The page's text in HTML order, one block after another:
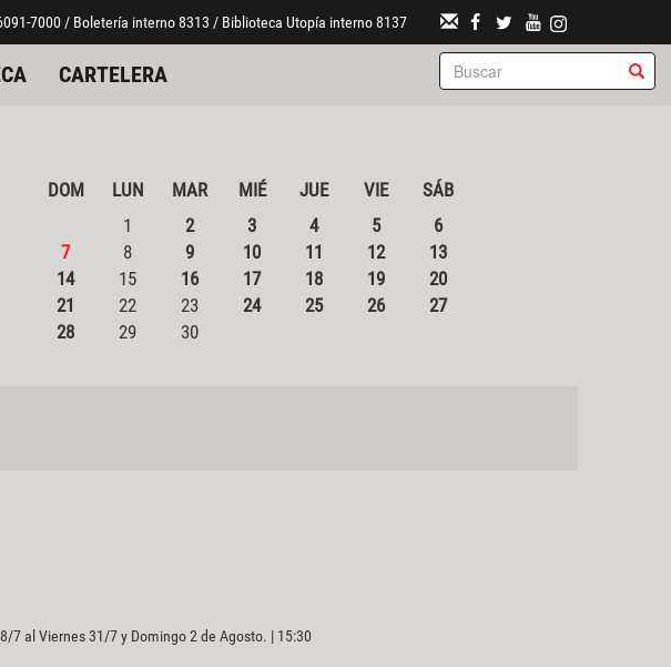
7000 / Boletería interno 8313 / Biblioteca Utopía interno 8137
CARTELERA
DOM LUN MAR MIÉ JUE VIE
SÁB
1
2 3 4 5
6
7
8 9 10 11 12
13
14
15 16 17 18 19
20
21
22 23 24 25 26
27
28
29 30
7 al Viernes 31/7 y Domingo 2 de Agosto. | 15:30